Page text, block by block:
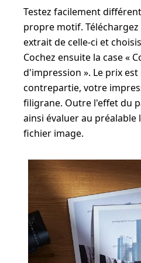
Testez facilement
propre motif.
extrait de celle-ci et
Cochez ensuite la case «
d'impression ». Le prix
contrepartie, votre
filigrane. Outre l'effet du
ainsi évaluer au
fichier image.